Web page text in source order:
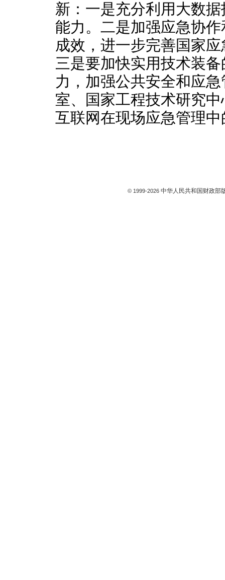
新：一是充分利用大数
能力。二是加强应急协
成效，进一步完善国家
三是要加快实用技术装
力，加强公共安全和应
室、国家工程技术研究
互联网在现场应急管理
© 1999-2026 中华人民共和国财政部